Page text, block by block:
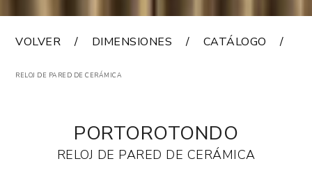
VOLVER DIMENSIONES CATÁLOGO
RELOJ DE PARED DE CERÁMICA
PORTOROTONDO
RELOJ DE PARED DE CERÁMICA